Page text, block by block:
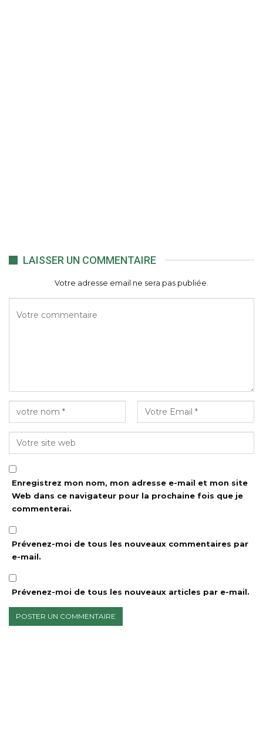
LAISSER UN COMMENTAIRE
Votre adresse email ne sera pas publiée.
Enregistrez mon nom, mon adresse e-mail et mon site
Web dans ce navigateur pour la prochaine fois que je
commenterai.
Prévenez-moi de tous les nouveaux commentaires par
e-mail.
Prévenez-moi de tous les nouveaux articles par e-mail.